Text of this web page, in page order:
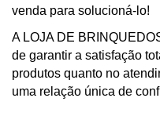
venda para solucioná-lo!
A LOJA DE
de garantir a satisfação
produtos quanto no
uma relação única de